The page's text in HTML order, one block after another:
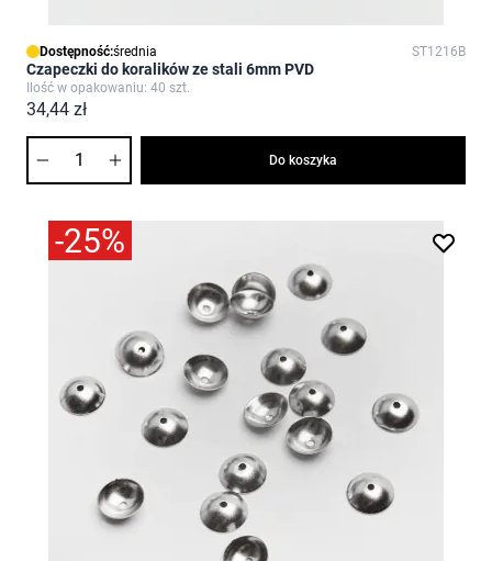
Dostępność:średnia ST1216B
Czapeczki do koralików ze stali 6mm PVD
Ilość w opakowaniu: 40 szt.
34,44 zł
Do koszyka
-25%